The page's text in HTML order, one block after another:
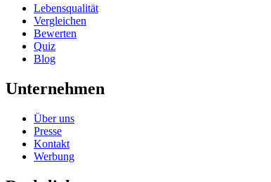
Lebensqualität
Vergleichen
Bewerten
Quiz
Blog
Unternehmen
Über uns
Presse
Kontakt
Werbung